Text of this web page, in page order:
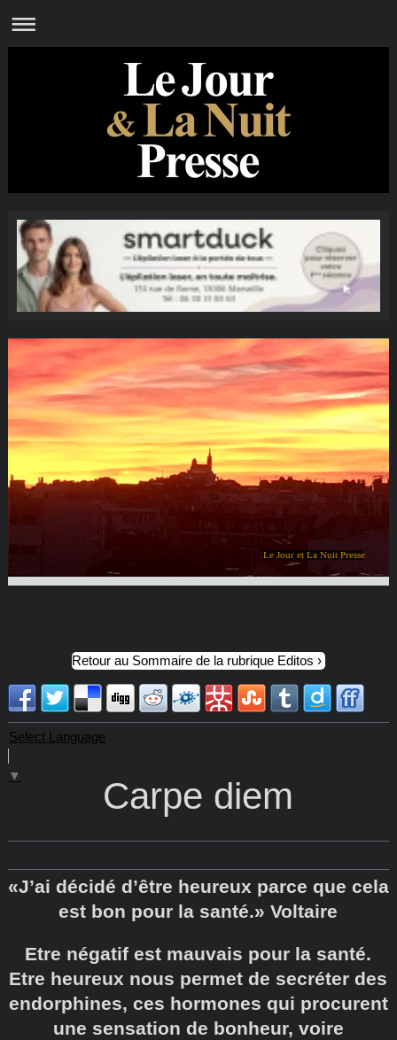
Le Jour et La Nuit Presse
Retour au Sommaire de la rubrique Editos
Select Language
▼ Carpe diem
«J’ai décidé d’être heureux parce que cela
est bon pour la santé.» Voltaire
Etre négatif est mauvais pour la santé.
Etre heureux nous permet de secréter des
endorphines, ces hormones qui procurent
une sensation de bonheur, voire